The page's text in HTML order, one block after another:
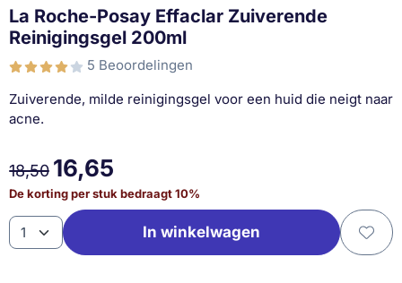
La Roche-Posay Effaclar Zuiverende
Reinigingsgel 200ml
5 Beoordelingen
Zuiverende, milde reinigingsgel voor een huid die neigt naar
acne.
18,50 16,65
De korting per stuk bedraagt10%
Aantal In winkelwagen